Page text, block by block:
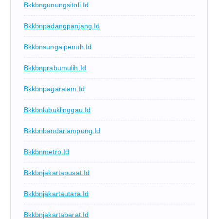
Bkkbngunungsitoli.id
Bkkbnpadangpanjang.id
Bkkbnsungaipenuh.id
Bkkbnprabumulih.id
Bkkbnpagaralam.id
Bkkbnlubuklinggau.id
Bkkbnbandarlampung.id
Bkkbnmetro.id
Bkkbnjakartapusat.id
Bkkbnjakartautara.id
Bkkbnjakartabarat.id